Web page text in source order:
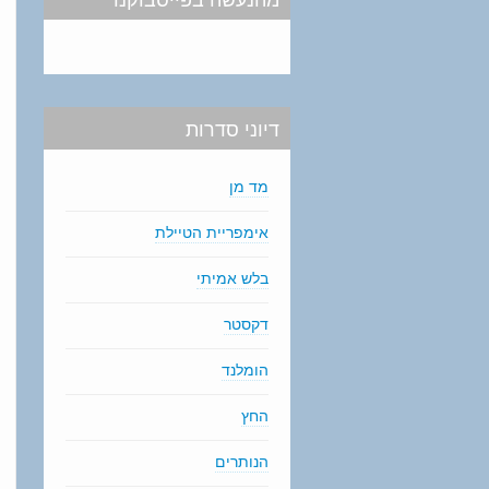
דיוני סדרות
מד מן
אימפריית הטיילת
בלש אמיתי
דקסטר
הומלנד
החץ
הנותרים